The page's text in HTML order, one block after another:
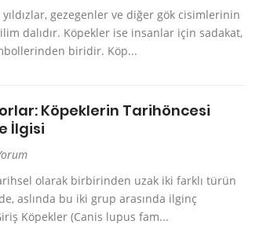
gezegenler ve diğer gök cisimlerinin
dalıdır. Köpekler ise insanlar için sadakat,
biridir. Köp...
Köpeklerin Tarihöncesi
İlgisi
olarak birbirinden uzak iki farklı türün
aslında bu iki grup arasında ilginç
Köpekler (Canis lupus fam...